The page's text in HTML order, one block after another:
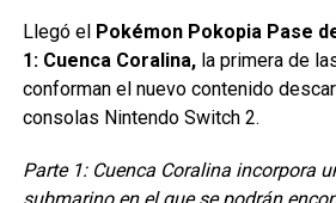
Llegó el Pokémon Pokopia Pase
1: Cuenca Coralina,la primera de
conforman el nuevo contenido
consolas Nintendo Switch 2.
Parte 1: Cuenca Coralina incorpora